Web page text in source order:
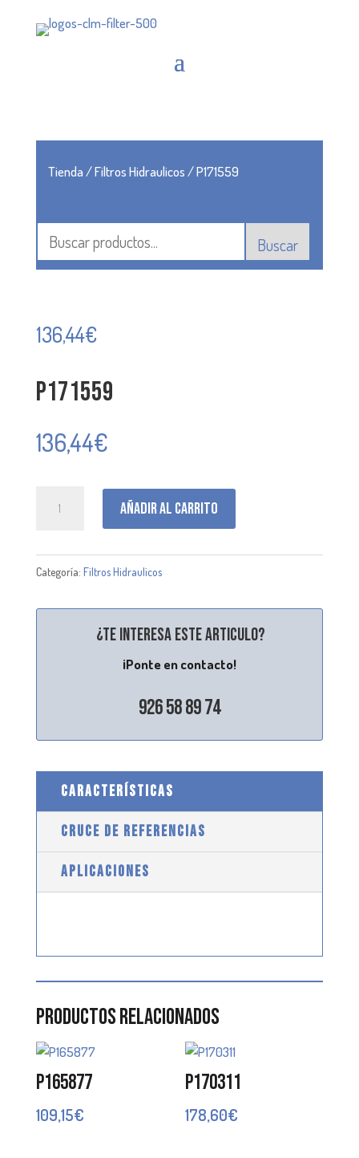
Tienda/Filtros Hidraulicos/ P171559
Buscar
136,44€
P171559
136,44€
Añadir al carrito
Categoría: Filtros Hidraulicos
¿Te interesa este articulo?
¡Ponte en contacto!
926 58 89 74
CARACTERÍSTICAS
CRUCE DE REFERENCIAS
APLICACIONES
Productos relacionados
P165877
109,15€
P170311
178,60€